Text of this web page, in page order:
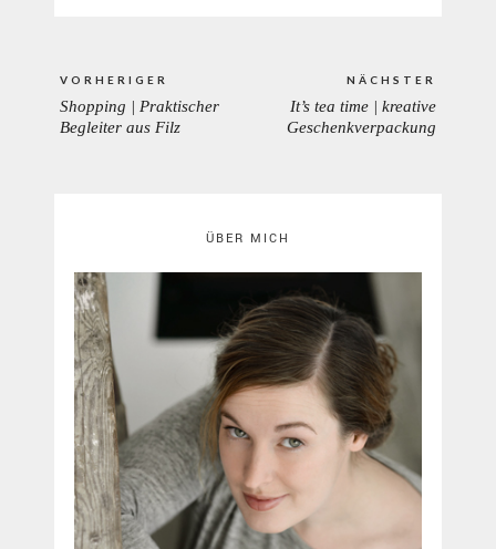
VORHERIGER
PREVIOUS
Shopping | Praktischer
Begleiter aus Filz
NÄCHSTER
It’s tea time | kreative
Geschenkverpackung
ÜBER MICH